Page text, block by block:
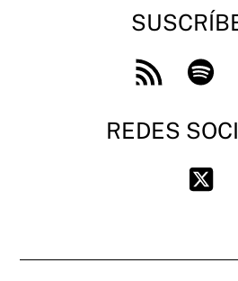
Feed
Spotify
REDES
Twitter